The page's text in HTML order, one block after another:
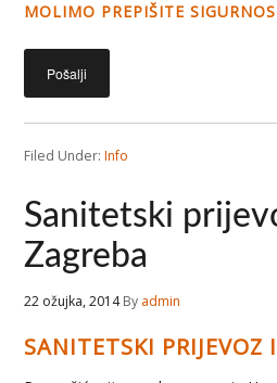
MOLIMO PREPIŠITE
Filed Under:Info
Sanitetski
Zagreba
22 ožujka, 2014By admin
SANITETSKI PRIJEVOZ